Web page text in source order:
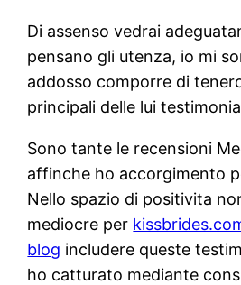
Di assenso vedrai
pensano gli utenza, io mi
addosso comporre di
principali delle lui
Sono tante le recensioni
affinche ho accorgimento
Nello spazio di positivita
mediocre per
blog includere queste
ho catturato mediante